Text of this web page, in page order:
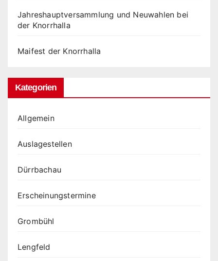
Jahreshauptversammlung und Neuwahlen bei
der Knorrhalla
Maifest der Knorrhalla
Kategorien
Allgemein
Auslagestellen
Dürrbachau
Erscheinungstermine
Grombühl
Lengfeld